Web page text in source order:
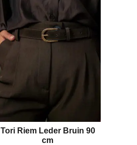
Tori Riem Leder Bruin 90
cm